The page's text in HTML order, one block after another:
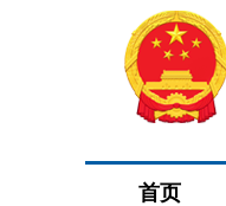
首页